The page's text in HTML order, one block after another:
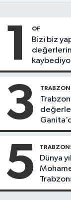
1 OF
Bizi biz
3 TRABZON
5
Dünya